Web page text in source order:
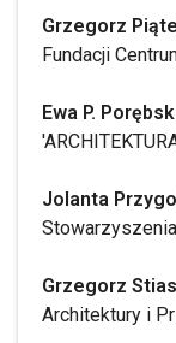
Grzegorz
Fundacji
Ewa P.
Jolanta
Grzegorz
Architektury i